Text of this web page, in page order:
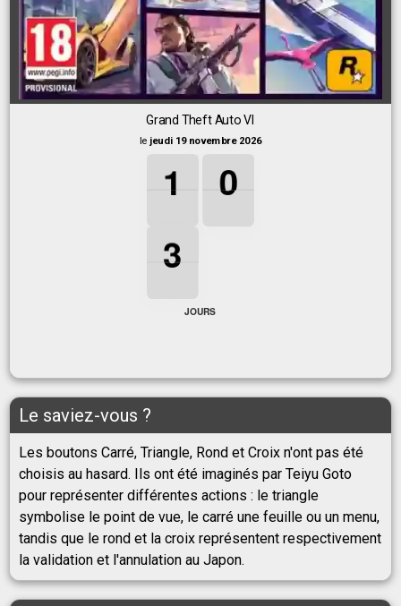
Grand Theft Auto VI
le jeudi 19 novembre 2026
1
1
1
1 0
0
0
0
3
3
3
3
JOURS
Le saviez-vous ?
Les boutons Carré, Triangle, Rond et Croix n'ont pas été
choisis au hasard. Ils ont été imaginés par Teiyu Goto
pour représenter différentes actions : le triangle
symbolise le point de vue, le carré une feuille ou un menu,
tandis que le rond et la croix représentent respectivement
la validation et l'annulation au Japon.